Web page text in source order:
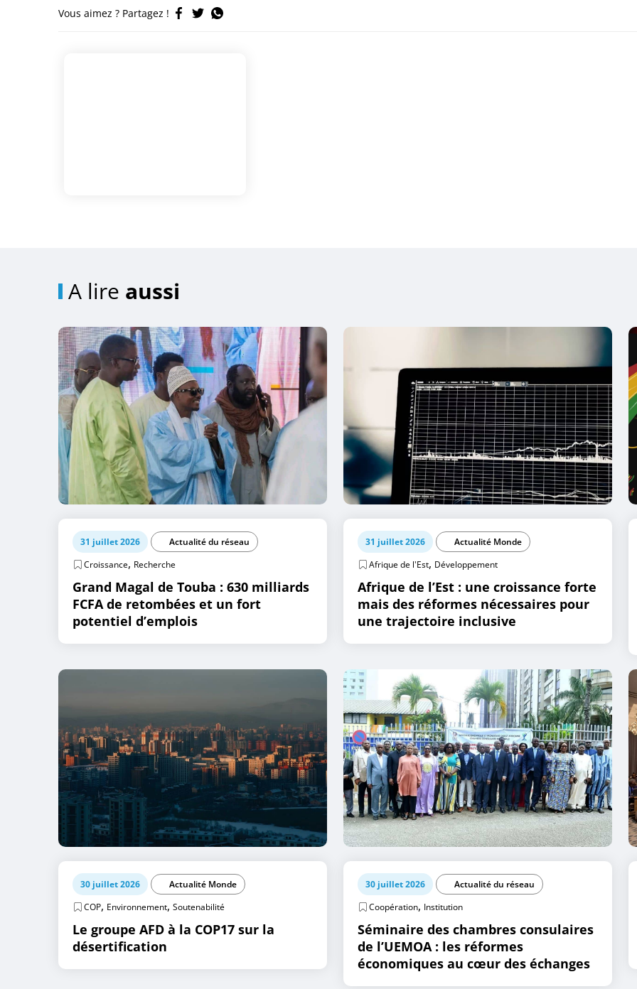
Vous aimez ? Partagez !
A lire aussi
31 juillet 2026
Actualité du réseau
Croissance, Recherche
Grand Magal de Touba : 630 milliards
FCFA de retombées et un fort
potentiel d’emplois
31 juillet 2026
Actualité Monde
Afrique de l'Est, Développement
Afrique de l’Est : une croissance forte
mais des réformes nécessaires pour
une trajectoire inclusive
30 juillet 2026
Actualité Monde
COP, Environnement, Soutenabilité
Le groupe AFD à la COP17 sur la
désertification
30 juillet 2026
Actualité du réseau
Coopération, Institution
Séminaire des chambres consulaires
de l’UEMOA : les réformes
économiques au cœur des échanges